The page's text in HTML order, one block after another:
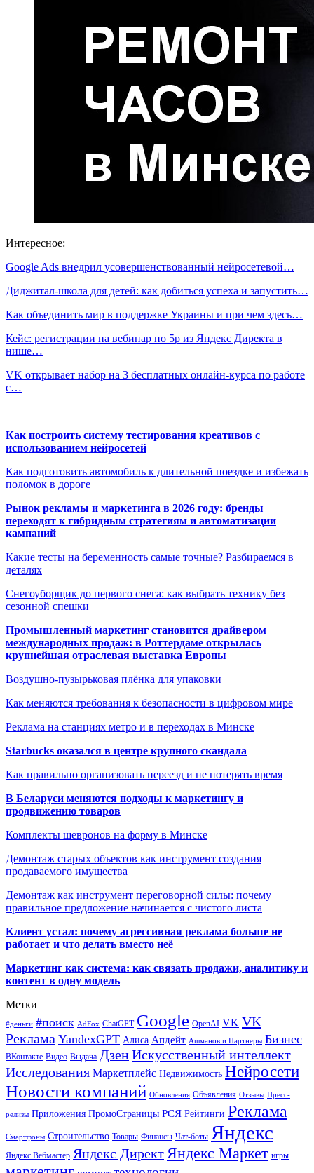
Интересное:
Google Ads внедрил усовершенствованный нейросетевой…
Диджитал-школа для детей: как добиться успеха и запустить…
Как объединить мир в поддержке Украины и при чем здесь…
Кейс: регистрации на вебинар по 5р из Яндекс Директа в
нише…
VK открывает набор на 3 бесплатных онлайн-курса по работе
с…
Как построить систему тестирования креативов с
использованием нейросетей
Как подготовить автомобиль к длительной поездке и избежать
поломок в дороге
Рынок рекламы и маркетинга в 2026 году: бренды
переходят к гибридным стратегиям и автоматизации
кампаний
Какие тесты на беременность самые точные? Разбираемся в
деталях
Снегоуборщик до первого снега: как выбрать технику без
сезонной спешки
Промышленный маркетинг становится драйвером
международных продаж: в Роттердаме открылась
крупнейшая отраслевая выставка Европы
Воздушно-пузырьковая плёнка для упаковки
Как меняются требования к безопасности в цифровом мире
Реклама на станциях метро и в переходах в Минске
Starbucks оказался в центре крупного скандала
Как правильно организовать переезд и не потерять время
В Беларуси меняются подходы к маркетингу и
продвижению товаров
Комплекты шевронов на форму в Минске
Демонтаж старых объектов как инструмент создания
продаваемого имущества
Демонтаж как инструмент переговорной силы: почему
правильное предложение начинается с чистого листа
Клиент устал: почему агрессивная реклама больше не
работает и что делать вместо неё
Маркетинг как система: как связать продажи, аналитику и
контент в одну модель
Метки
#деньги #поиск AdFox ChatGPT Google OpenAI VK VK
Реклама YandexGPT Алиса Апдейт Ашманов и Партнеры Бизнес
ВКонтакте Видео Выдача ДзенИскусственный интеллект
Исследования Маркетплейс Недвижимость Нейросети
Новости компаний Обновления Объявления Отзывы Пресс-
релизы Приложения ПромоСтраницы РСЯ Рейтинги Реклама
Смартфоны Строительство Товары Финансы Чат-боты Яндекс
Яндекс.Вебмастер Яндекс Директ Яндекс Маркет игры